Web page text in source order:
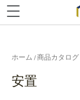
ホーム /商品カタログ
安置